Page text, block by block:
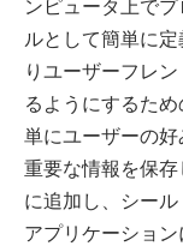
ンピュータ上で
ルとして簡単に
りユーザーフレ
るようにするた
単にユーザーの
重要な情報を保
に追加し、シー
アプリケーション